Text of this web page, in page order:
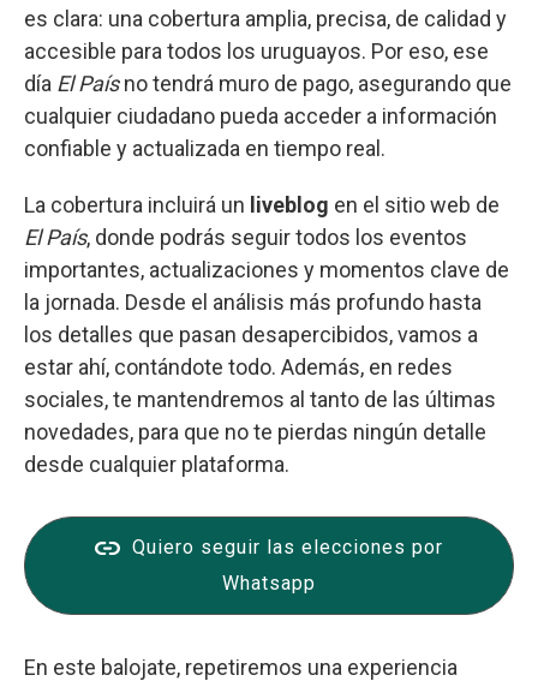
es clara: una cobertura amplia, precisa, de calidad y
accesible para todos los uruguayos. Por eso, ese
día El Paísno tendrá muro de pago, asegurando que
cualquier ciudadano pueda acceder a información
confiable y actualizada en tiempo real.
La cobertura incluirá un liveblog en el sitio web de
El País, donde podrás seguir todos los eventos
importantes, actualizaciones y momentos clave de
la jornada. Desde el análisis más profundo hasta
los detalles que pasan desapercibidos, vamos a
estar ahí, contándote todo. Además, en redes
sociales, te mantendremos al tanto de las últimas
novedades, para que no te pierdas ningún detalle
desde cualquier plataforma.
Quiero seguir las elecciones por
Whatsapp
En este balojate, repetiremos una experiencia